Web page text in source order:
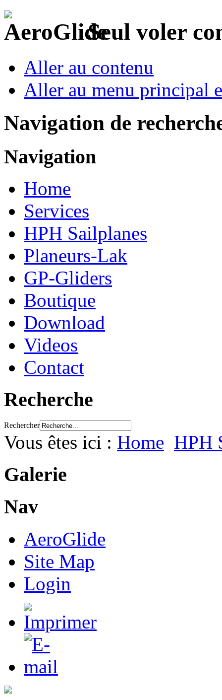
Seul voler
Aller au contenu
Aller au menu principal
Navigation de
Navigation
Home
Services
HPH Sailplanes
Planeurs-Lak
GP-Gliders
Boutique
Download
Videos
Contact
Recherche
Rechercher
Vous êtes ici : Home HPH
Galerie
Nav
AeroGlide
Site Map
Login